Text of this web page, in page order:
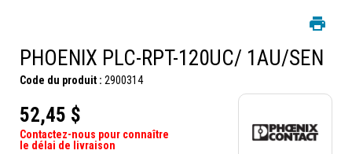
PHOENIX PLC-RPT-120UC/ 1AU/SEN
Code du produit : 2900314
52,45 $
Contactez-nous pour connaître
le délai de livraison